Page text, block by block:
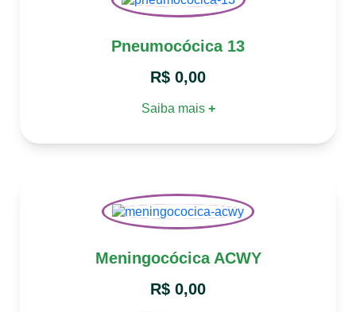
Pneumocócica 13
R$ 0,00
Saiba mais +
Meningocócica ACWY
R$ 0,00